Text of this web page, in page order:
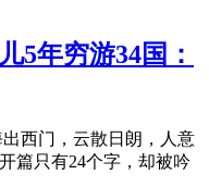
5年穷游34国：
西门，云散日朗，人意
篇只有24个字，却被吟